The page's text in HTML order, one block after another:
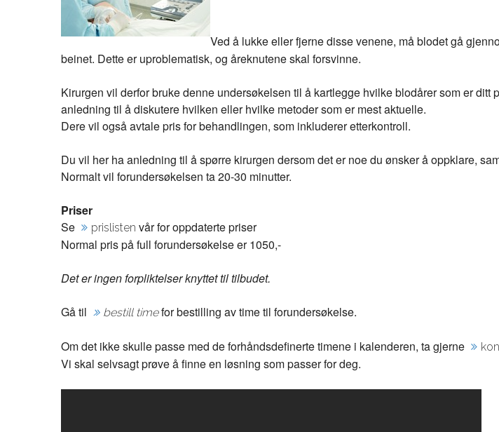
Ved å lukke eller fjerne disse venene, må blodet gå
beinet. Dette er uproblematisk, og åreknutene skal forsvinne.
Kirurgen vil derfor bruke denne undersøkelsen til å kartlegge hvilke blodårer som er ditt
anledning til å diskutere hvilken eller hvilke metoder som er mest aktuelle.
Dere vil også avtale pris for behandlingen, som inkluderer etterkontroll.
Du vil her ha anledning til å spørre kirurgen dersom det er noe du ønsker å oppklare,
Normalt vil forundersøkelsen ta 20-30 minutter.
Priser
Se
prislisten vår for oppdaterte priser
Normal pris på full forundersøkelse er 1050,-
Det er ingen forpliktelser knyttet til tilbudet.
Gå til bestill timefor bestilling av time til forundersøkelse.
Om det ikke skulle passe med de forhåndsdefinerte timene i kalenderen, ta gjerne
Vi skal selvsagt prøve å finne en løsning som passer for deg.